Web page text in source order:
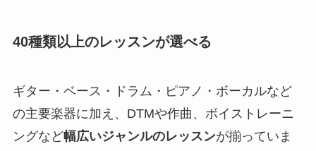
40種類以上のレッスンが選べる
ギター・ベース・ドラム・ピアノ・ボーカルなど
の主要楽器に加え、DTMや作曲、ボイストレーニ
ングなど幅広いジャンルのレッスンが揃っていま